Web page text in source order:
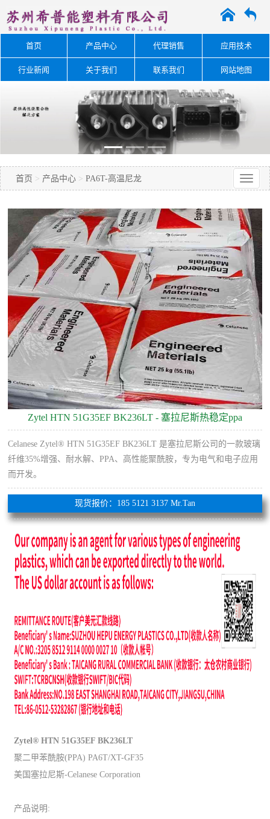
A O
首页 产品中心 代理销售 应用技术
行业新闻 关于我们 联系我们 网站地图
首页 > 产品中心 > PA6T-高温尼龙
Zytel HTN 51G35EF BK236LT - 塞拉尼斯热稳定ppa
Celanese Zytel® HTN 51G35EF BK236LT 是塞拉尼斯公司的一款玻璃
纤维35%增​​强、耐水解、PPA、高性能聚酰胺，专为电气和电子应用
而开发。
现货报价：185 5121 3137 Mr.Tan
Zytel® HTN 51G35EF BK236LT
聚二甲苯酰胺(PPA) PA6T/XT-GF35
美国塞拉尼斯-Celanese Corporation
产品说明: